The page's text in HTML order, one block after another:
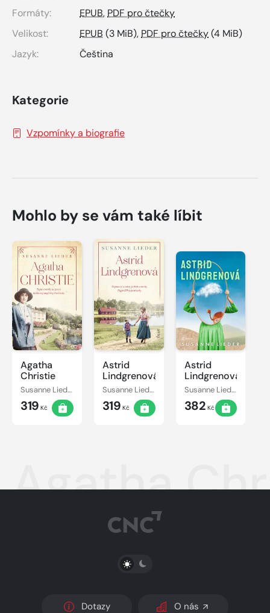
Formáty:
EPUB,PDF pro čtečky
Velikost:
EPUB (3 MiB),PDF pro čtečky(4 MiB)
Jazyk:
Čeština
Kategorie
Vzpomínky a biografie
Mohlo by se vám také líbit
Agatha
Christie
Susanne Lieder
319 Kč
Astrid
Lindgrenová
Susanne Lieder
319 Kč
Astrid
Lindgrenová
Susanne Lieder
382 Kč
Agatha
PŘEPNOUT SVĚTLÝ/TMAVÝ REŽIM
Dotazy O nás